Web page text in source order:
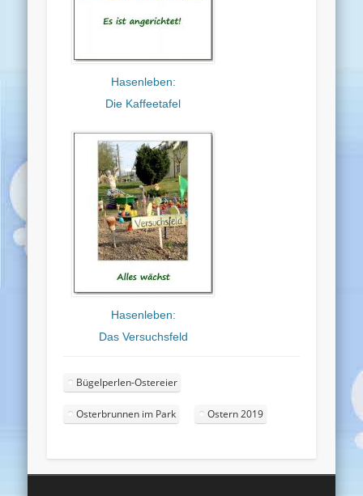
Hasenleben:
Die Kaffeetafel
Hasenleben:
Das Versuchsfeld
Bügelperlen-Ostereier
Osterbrunnen im Park Ostern 2019